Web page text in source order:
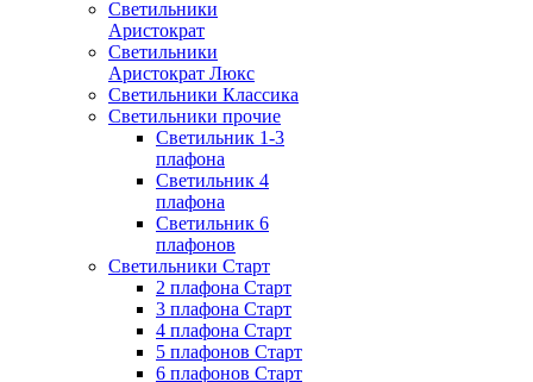
Светильники
Аристократ
Светильники
Аристократ Люкс
Светильники Классика
Светильники прочие
Светильник 1-3
плафона
Светильник 4
плафона
Светильник 6
плафонов
Светильники Старт
2 плафона Старт
3 плафона Старт
4 плафона Старт
5 плафонов Старт
6 плафонов Старт